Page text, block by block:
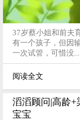
37岁蔡小姐和前夫
有一个孩子，但因
一次试管，可惜没...
阅读全文
滔滔顾问|高龄
宝宝